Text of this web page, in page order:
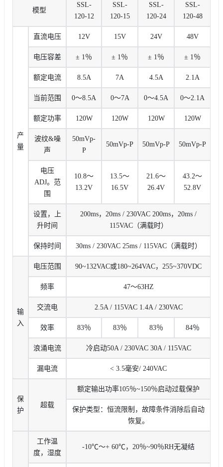
模型
SSL-
120-12
SSL-
120-15
SSL-
120-24
SSL-
120-48
产
量
直流电压 12V 15V 24V 48V
电压容差 ± 1％ ± 1％ ± 1％ ± 1％
额定电流 8.5A 7A 4.5A 2.1A
当前范围 0〜8.5A 0〜7A 0〜4.5A 0〜2.1A
额定功率 120W 120W 120W 120W
波纹&噪
声
50mVp-
P
50mVp-P 50mVp-P 50mVp-P
电压
ADJ。范
围
10.8〜
13.2V
13.5〜
16.5V
21.6〜
26.4V
43.2〜
52.8V
设置，上
升时间
200ms，20ms / 230VAC 200ms，20ms /
115VAC（满载时）
保持时间 30ms / 230VAC 25ms / 115VAC（满载时）
输
入
电压范围 90~132VAC或180~264VAC，255~370VDC
频率 47〜63HZ
交流电 2.5A / 115VAC 1.4A / 230VAC
效率 83％ 83％ 83％ 84％
浪涌电流 冷启动50A / 230VAC 30A / 115VAC
漏电流 < 3.5毫安/ 240VAC
保
护
超载
额定输出功率105％~150％启动过载保护
保护类型：恒流限制，故障条件消除后自动
恢复。
工作温
度，湿度
-10℃〜+ 60℃，20％~90％RH无凝结